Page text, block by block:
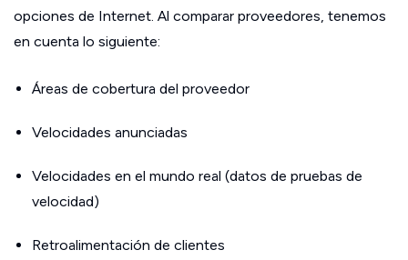
opciones de Internet. Al comparar proveedores, tenemos
en cuenta lo siguiente:
Áreas de cobertura del proveedor
Velocidades anunciadas
Velocidades en el mundo real (datos de pruebas de
velocidad)
Retroalimentación de clientes